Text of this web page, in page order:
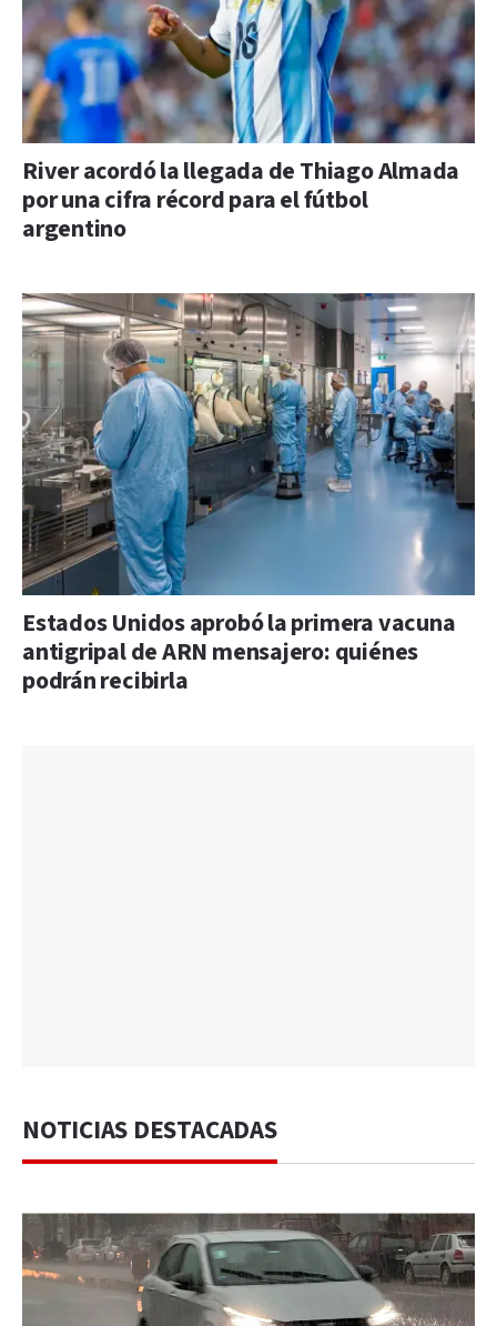
River acordó la llegada de Thiago Almada
por una cifra récord para el fútbol
argentino
Estados Unidos aprobó la primera vacuna
antigripal de ARN mensajero: quiénes
podrán recibirla
NOTICIAS DESTACADAS